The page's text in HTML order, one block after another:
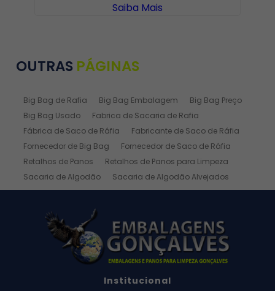
Saiba Mais
OUTRAS PÁGINAS
Big Bag de Rafia Big Bag Embalagem
Big Bag Preço
Big Bag Usado
Fabrica de Sacaria de Rafia
Fábrica de Saco de Ráfia
Fabricante de Saco de Ráfia
Fornecedor de Big Bag
Fornecedor de Saco de Ráfia
Retalhos de Panos
Retalhos de Panos para Limpeza
Sacaria de Algodão
Sacaria de Algodão Alvejados
Sacaria de Ráfia
Sacaria de Rafia Laminada
Saco de Rafia
Saco de Rafia 100 Kg
Saco de Rafia 20kg
Saco de Ráfia 25 Kg
Saco de Ráfia 30 Kg
Saco de Rafia 40 Kg
Saco de Ráfia 60 Kg Preço
Institucional